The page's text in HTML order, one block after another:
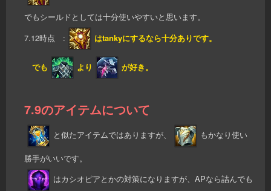
でもシールドとしては十分使いやすいと思います。
7.12時点 :
はtankyにするなら十分ありです。
でも より が好き。
7.9のアイテムについて
と似たアイテムではありますが、 もかなり使い
勝手がいいです。
はカシオピアとかの対策になりますが、APなら詰んでも